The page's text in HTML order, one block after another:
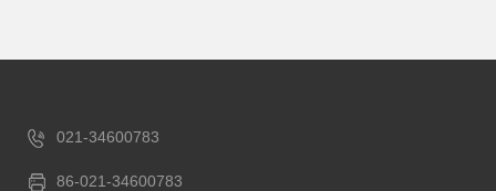
021-34600783
86-021-34600783